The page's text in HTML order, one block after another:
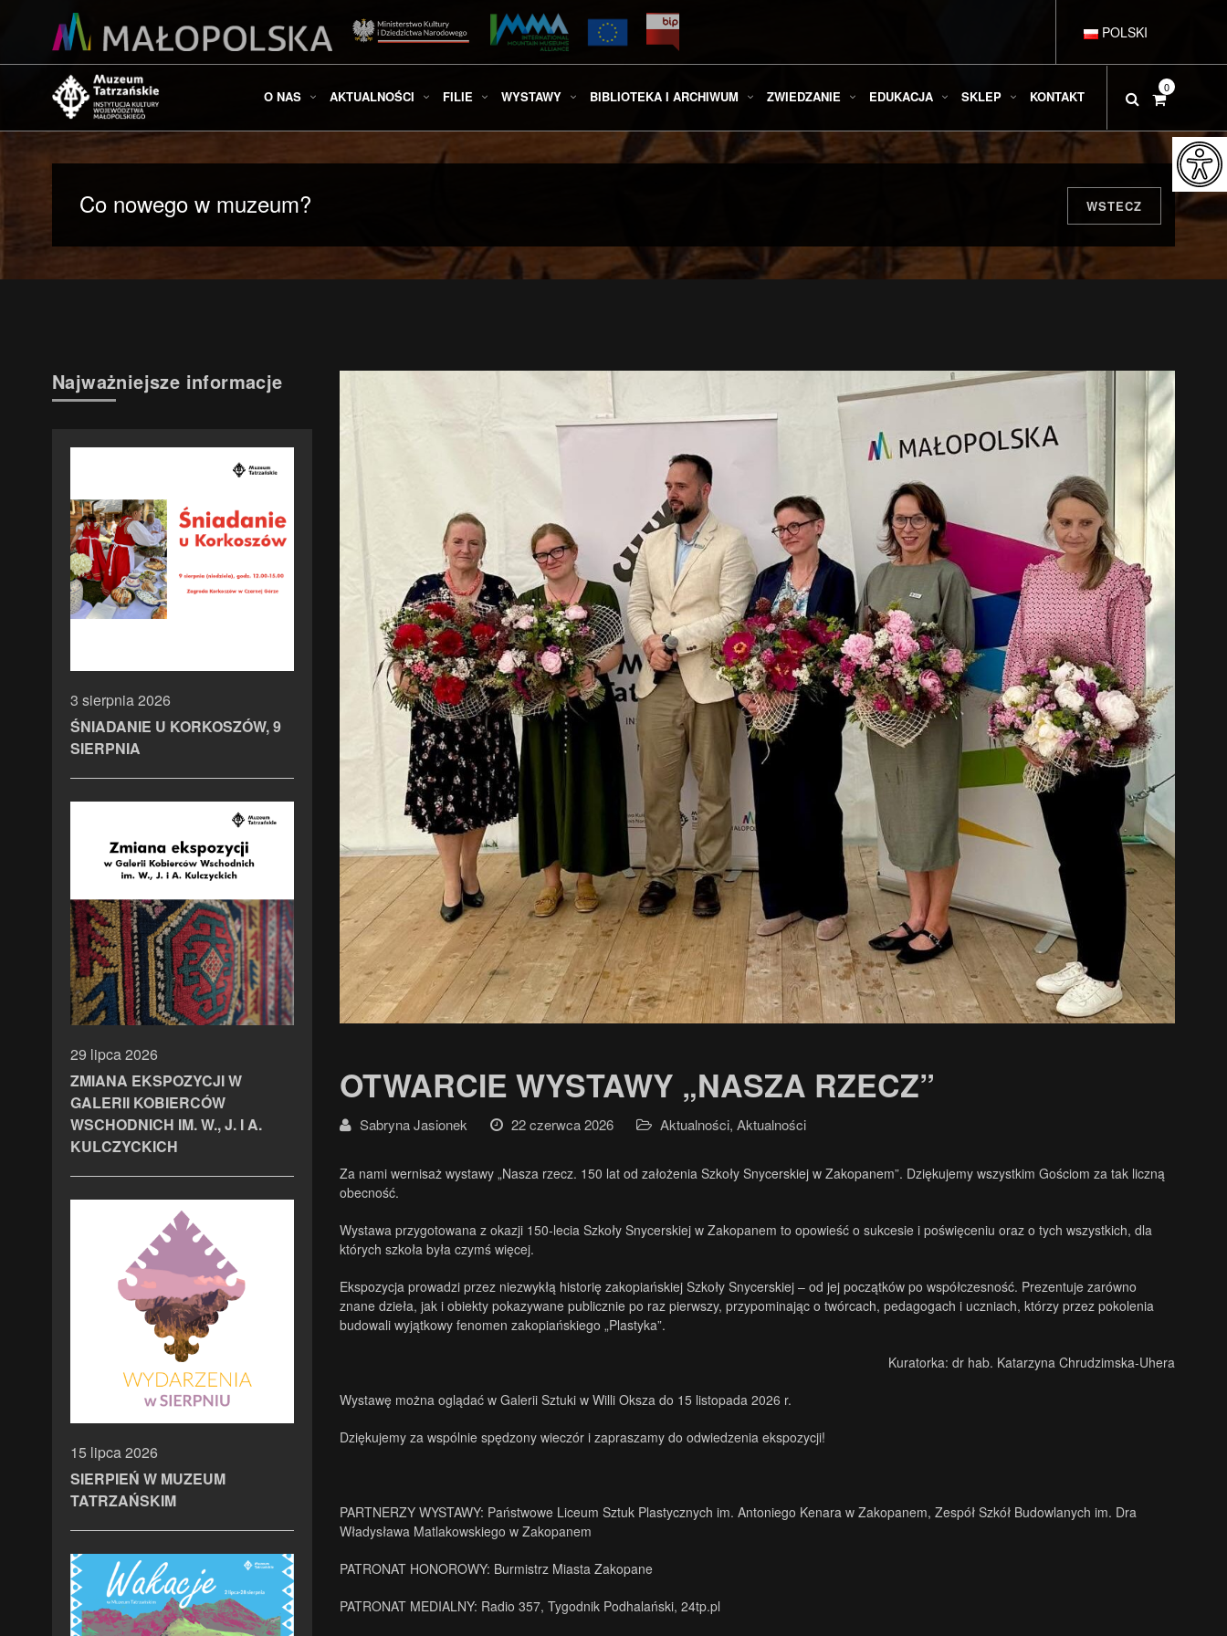
POLSKI
DEUTSCH
ESPAÑOL
РУССКИЙ
中文 (中国)
日本語
O NAS AKTUALNOŚCI FILIE WYSTAWY BIBLIOTEKA I ARCHIWUM ZWIEDZANIE EDUKACJA SKLEP KONTAKT
0
Co nowego w muzeum? WSTECZ
OTWARCIE WYSTAWY „NASZA RZECZ”
Sabryna Jasionek 22 czerwca 2026 Aktualności, Aktualności
Za nami wernisaż wystawy „Nasza rzecz. 150 lat od założenia Szkoły Snycerskiej w Zakopanem”. Dziękujemy wszystkim Gościom za tak liczną
obecność.
Wystawa przygotowana z okazji 150-lecia Szkoły Snycerskiej w Zakopanem to opowieść o sukcesie i poświęceniu oraz o tych wszystkich, dla
których szkoła była czymś więcej.
Ekspozycja prowadzi przez niezwykłą historię zakopiańskiej Szkoły Snycerskiej – od jej początków po współczesność. Prezentuje zarówno
znane dzieła, jak i obiekty pokazywane publicznie po raz pierwszy, przypominając o twórcach, pedagogach i uczniach, którzy przez pokolenia
budowali wyjątkowy fenomen zakopiańskiego „Plastyka”.
Kuratorka: dr hab. Katarzyna Chrudzimska-Uhera
Wystawę można oglądać w Galerii Sztuki w Willi Oksza do 15 listopada 2026 r.
Dziękujemy za wspólnie spędzony wieczór i zapraszamy do odwiedzenia ekspozycji!
PARTNERZY WYSTAWY: Państwowe Liceum Sztuk Plastycznych im. Antoniego Kenara w Zakopanem, Zespół Szkół Budowlanych im. Dra
Władysława Matlakowskiego w Zakopanem
PATRONAT HONOROWY: Burmistrz Miasta Zakopane
PATRONAT MEDIALNY: Radio 357, Tygodnik Podhalański, 24tp.pl
Najważniejsze informacje
3 sierpnia 2026
ŚNIADANIE U KORKOSZÓW, 9
SIERPNIA
29 lipca 2026
ZMIANA EKSPOZYCJI W
GALERII KOBIERCÓW
WSCHODNICH IM. W., J. I A.
KULCZYCKICH
15 lipca 2026
SIERPIEŃ W MUZEUM
TATRZAŃSKIM